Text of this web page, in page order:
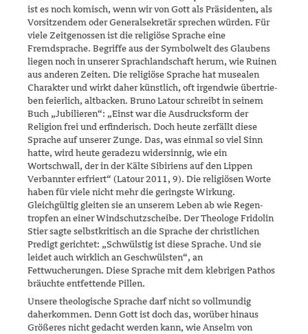
ist es noch komisch, wenn wir von Gott als Präsi­denten, als
Vorsitzendem oder Generalsekretär sprechen wür­den. Für
viele Zeitgenossen ist die religiöse Sprache eine
Fremdsprache. Begriffe aus der Symbolwelt des Glaubens
liegen noch in unserer Sprach­land­schaft herum, wie Ruinen
aus anderen Zeiten. Die religiöse Sprache hat musealen
Charakter und wirkt daher künstlich, oft irgend­wie übertrie­
ben feierlich, altbacken. Bruno Latour schreibt in seinem
Buch „Jubilie­ren“: „Einst war die Ausdrucksform der
Religion frei und erfinderisch. Doch heute zerfällt diese
Sprache auf unserer Zunge. Das, was einmal so viel Sinn
hatte, wird heute geradezu widersinnig, wie ein
Wortschwall, der in der Kälte Sibiriens auf den Lippen
Verbannter erfriert“ (Latour 2011, 9). Die religiösen Worte
haben für viele nicht mehr die ge­ringste Wirkung.
Gleichgültig gleiten sie an unserem Leben ab wie Regen­
tropfen an einer Windschutzscheibe. Der Theologe Fridolin
Stier sagte selbstkritisch an die Sprache der christlichen
Predigt gerich­tet: „Schwüls­tig ist diese Sprache. Und sie
leidet auch wirklich an Ge­schwüls­ten“, an
Fettwucherungen. Diese Sprache mit dem klebrigen Pathos
bräuchte entfettende Pillen.
Unsere theologische Sprache darf nicht so vollmundig
daherkommen. Denn Gott ist doch das, worüber hinaus
Größeres nicht gedacht werden kann, wie Anselm von